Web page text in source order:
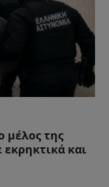
μέλος της
και